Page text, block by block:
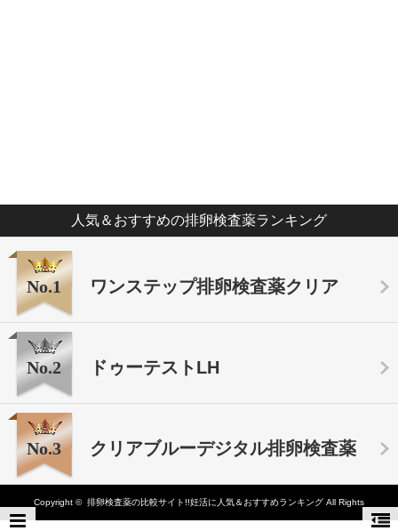
人気＆おすすめの排卵検査薬ランキング
No.1 ワンステップ排卵検査薬クリア
No.2 ドゥーテストLH
No.3 クリアブルーデジタル排卵検査薬
Copyright © 排卵検査薬の比較サイト!!妊活に人気＆おすすめランキングAll Rights